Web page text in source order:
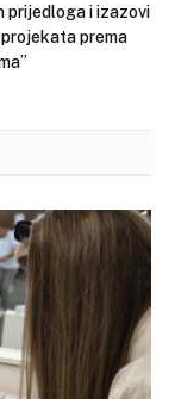
prijedloga i izazovi
prema